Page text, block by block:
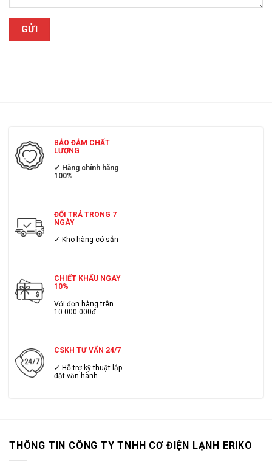
BẢO ĐẢM CHẤT
LƯỢNG
✓ Hàng chính hãng
100%
ĐỔI TRẢ TRONG 7
NGÀY
✓ Kho hàng có sẳn
CHIẾT KHẤU NGAY
10%
Với đơn hàng trên
10.000.000đ.
CSKH TƯ VẤN 24/7
✓ Hỗ trợ kỹ thuật lắp
đặt vận hành
THÔNG TIN CÔNG TY TNHH CƠ ĐIỆN LẠNH ERIKO